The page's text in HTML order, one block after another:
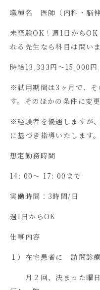
職種名 医師（内科・脳神
未経験OK ！週 1 日からOK
れる先生なら科目は問いま
時給13,333円～15,000円
※試用期間は3 ヶ月で、
す。そのほかの条件に変
※経験者を優遇しますが
に基づき指導いたします。
想定勤務時間
14: 00～ 17: 00 まで
実働時間： 3時間/ 日
週1 日からOK
仕事内容
１）在宅患者に 訪問診
月２回、決まった曜日